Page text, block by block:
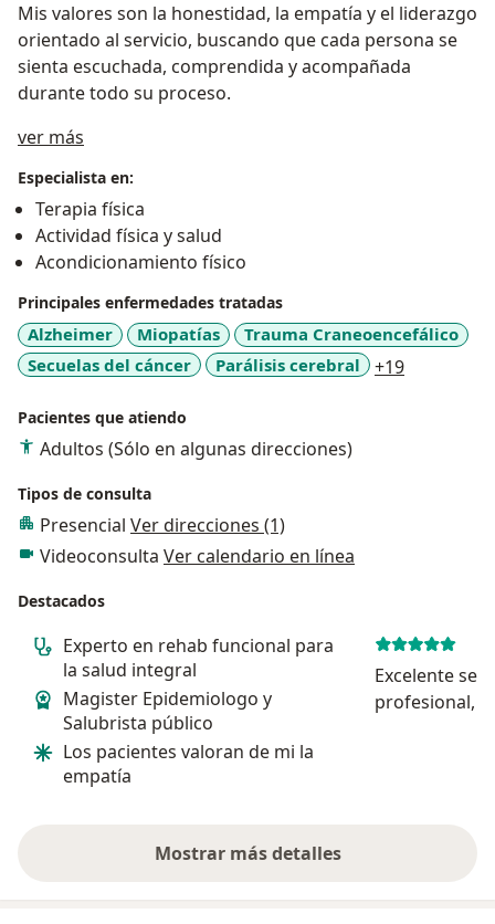
Mis valores son la honestidad, la empatía y el liderazgo
orientado al servicio, buscando que cada persona se
sienta escuchada, comprendida y acompañada
durante todo su proceso.
ver más
Especialista en:
Terapia física
Actividad física y salud
Acondicionamiento físico
Principales enfermedades tratadas
Alzheimer Miopatías
Trauma Craneoencefálico
Secuelas del cáncer
Parálisis cerebral +19
Pacientes que atiendo
Adultos (Sólo en algunas direcciones)
Tipos de consulta
Presencial Ver direcciones (1)
Videoconsulta Ver calendario en línea
Destacados
Experto en rehab funcional para
la salud integral
Magister Epidemiologo y
Salubrista público
Los pacientes valoran de mi la
empatía
Excelente
profesional,
Mostrar más detalles
sobre la experiencia